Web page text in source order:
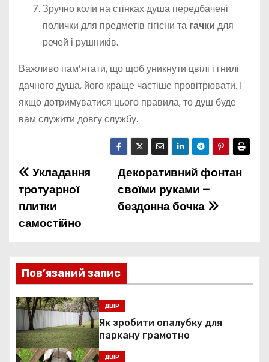
Зручно коли на стінках душа передбачені
полички для предметів гігієни та гачки для
речей і рушників.
Важливо пам’ятати, що щоб уникнути цвілі і гнилі
дачного душа, його краще частіше провітрювати. І
якщо дотримуватися цього правила, то душ буде
вам служити довгу службу.
Н
а
в
г
а
ц
і
Декоративний фонтан
своїми руками –
бездонна бочка
Укладання
тротуарної
плитки
самостійно
Пов’язаний запис
ДВІР
Як зробити опалубку для
паркану грамотно
ДВІР